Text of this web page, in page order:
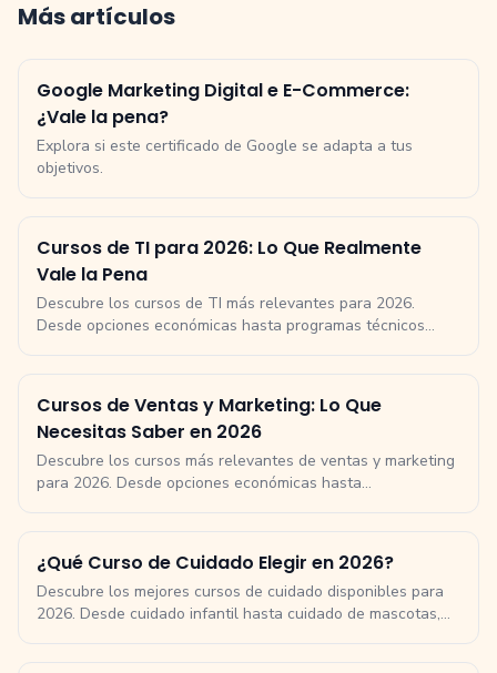
Más artículos
Google Marketing Digital e E-Commerce:
¿Vale la pena?
Explora si este certificado de Google se adapta a tus
objetivos.
Cursos de TI para 2026: Lo Que Realmente
Vale la Pena
Descubre los cursos de TI más relevantes para 2026.
Desde opciones económicas hasta programas técnicos
necesidades.
Cursos de Ventas y Marketing: Lo Que
Necesitas Saber en 2026
Descubre los cursos más relevantes de ventas y marketing
para 2026. Desde opciones económicas hasta
se adapta a tus necesidades.
¿Qué Curso de Cuidado Elegir en 2026?
Descubre los mejores cursos de cuidado disponibles para
2026. Desde cuidado infantil hasta cuidado de mascotas,